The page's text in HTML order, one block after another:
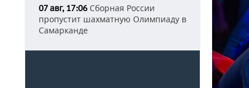
07 авг, 17:06 Сборная России
пропустит шахматную Олимпиаду в
Самарканде